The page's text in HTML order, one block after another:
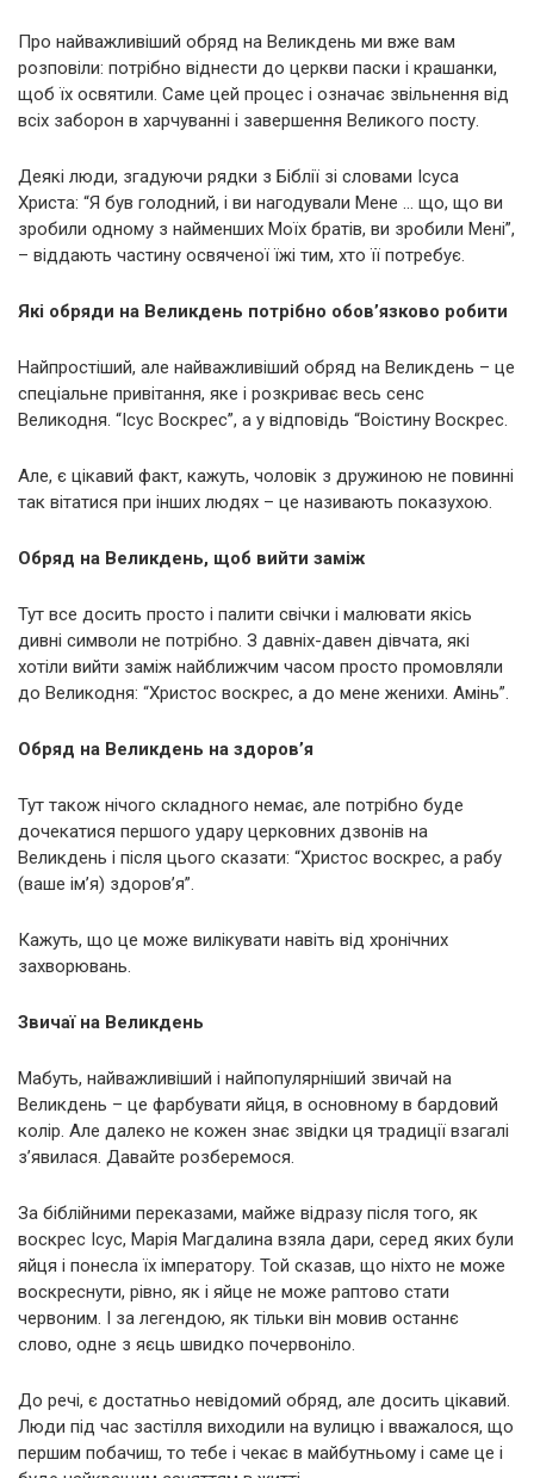
Про найважливіший обряд на Великдень ми вже вам
розповіли: потрібно віднести до церкви паски і крашанки,
щоб їх освятили. Саме цей процес і означає звільнення від
всіх заборон в харчуванні і завершення Великого посту.
Деякі люди, згадуючи рядки з Біблії зі словами Ісуса
Христа: “Я був голодний, і ви нагодували Мене … що, що ви
зробили одному з найменших Моїх братів, ви зробили Мені”,
– віддають частину освяченої їжі тим, хто її потребує.
Які обряди на Великдень потрібно обов’язково робити
Найпростіший, але найважливіший обряд на Великдень – це
спеціальне привітання, яке і розкриває весь сенс
Великодня. “Ісус Воскрес”, а у відповідь “Воістину Воскрес.
Але, є цікавий факт, кажуть, чоловік з дружиною не повинні
так вітатися при інших людях – це називають показухою.
Обряд на Великдень, щоб вийти заміж
Тут все досить просто і палити свічки і малювати якісь
дивні символи не потрібно. З давніх-давен дівчата, які
хотіли вийти заміж найближчим часом просто промовляли
до Великодня: “Христос воскрес, а до мене женихи. Амінь”.
Обряд на Великдень на здоров’я
Тут також нічого складного немає, але потрібно буде
дочекатися першого удару церковних дзвонів на
Великдень і після цього сказати: “Христос воскрес, а рабу
(ваше ім’я) здоров’я”.
Кажуть, що це може вилікувати навіть від хронічних
зaxвopювань.
Звичаї на Великдень
Мабуть, найважливіший і найпопулярніший звичай на
Великдень – це фарбувати яйця, в основному в бардовий
колір. Але далеко не кожен знає звідки ця традиції взагалі
з’явилася. Давайте розберемося.
За біблійними переказами, майже відразу після того, як
воскрес Ісус, Марія Магдалина взяла дари, серед яких були
яйця і понесла їх імператору. Той сказав, що ніхто не може
воскреснути, рівно, як і яйце не може раптово стати
червоним. І за легендою, як тільки він мовив останнє
слово, одне з яєць швидко почервоніло.
До речі, є достатньо невідомий обряд, але досить цікавий.
Люди під час застілля виходили на вулицю і вважалося, що
першим побачиш, то тебе і чекає в майбутньому і саме це і